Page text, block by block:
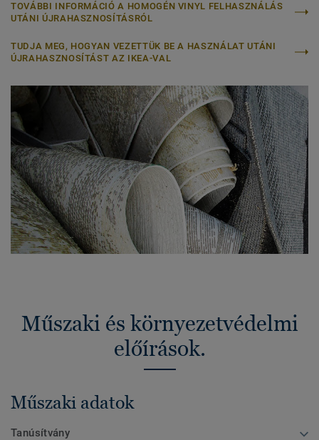
TOVÁBBI INFORMÁCIÓ A HOMOGÉN VINYL FELHASZNÁLÁS
UTÁNI ÚJRAHASZNOSÍTÁSRÓL
TUDJA MEG, HOGYAN VEZETTÜK BE A HASZNÁLAT UTÁNI
ÚJRAHASZNOSÍTÁST AZ IKEA-VAL
Műszaki és környezetvédelmi
előírások.
Műszaki adatok
Tanúsítvány